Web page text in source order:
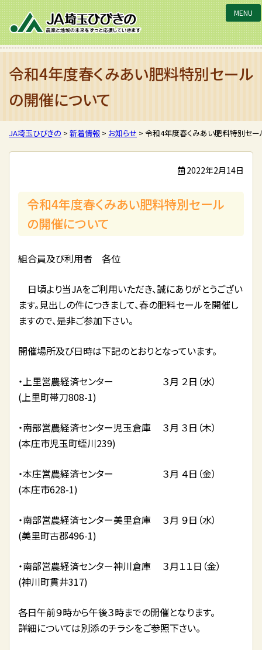
JA埼玉ひびきの
令和4年度春くみあい肥料特別セール
の開催について
JA埼玉ひびきの > 新着情報 > お知らせ > 令和4年度春くみあい肥料特別セ
2022年2月14日
令和4年度春くみあい肥料特別セール
の開催について
組合員及び利用者 各位
日頃より当JAをご利用いただき、誠にありがとうござい
ます。見出しの件につきまして、春の肥料セールを開催し
ますので、是非ご参加下さい。
開催場所及び日時は下記のとおりとなっています。
・上里営農経済センター ３月 ２日（水）
(上里町帯刀808-1)
・南部営農経済センター児玉倉庫 ３月 ３日（木）
(本庄市児玉町蛭川239)
・本庄営農経済センター ３月 ４日（金）
(本庄市628-1)
・南部営農経済センター美里倉庫 ３月 ９日（水）
(美里町古郡496-1)
・南部営農経済センター神川倉庫 ３月１１日（金）
(神川町貫井317)
各日午前９時から午後３時までの開催となります。
詳細については別添のチラシをご参照下さい。